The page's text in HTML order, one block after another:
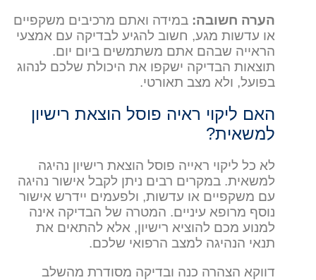
הערה חשובה: במידה ואתם מרכיבים משקפיים
או עדשות מגע, חשוב להגיע לבדיקה עם אמצעי
הראייה שבהם אתם משתמשים ביום יום.
תוצאות הבדיקה ישקפו את היכולת שלכם לנהוג
בפועל, ולא מצב תאורטי.
האם ליקוי ראיה פוסל הוצאת רישיון
למשאית?
לא כל ליקוי ראייה פוסל הוצאת רישיון נהיגה
למשאית. במקרים רבים ניתן לקבל אישור נהיגה
עם משקפיים או עדשות, ולפעמים יידרש אישור
נוסף מרופא עיניים. המטרה של הבדיקה אינה
למנוע מכם להוציא רישיון, אלא להתאים את
תנאי הנהיגה למצב הרפואי שלכם.
דווקא הצהרה כנה ובדיקה מסודרת מהשלב